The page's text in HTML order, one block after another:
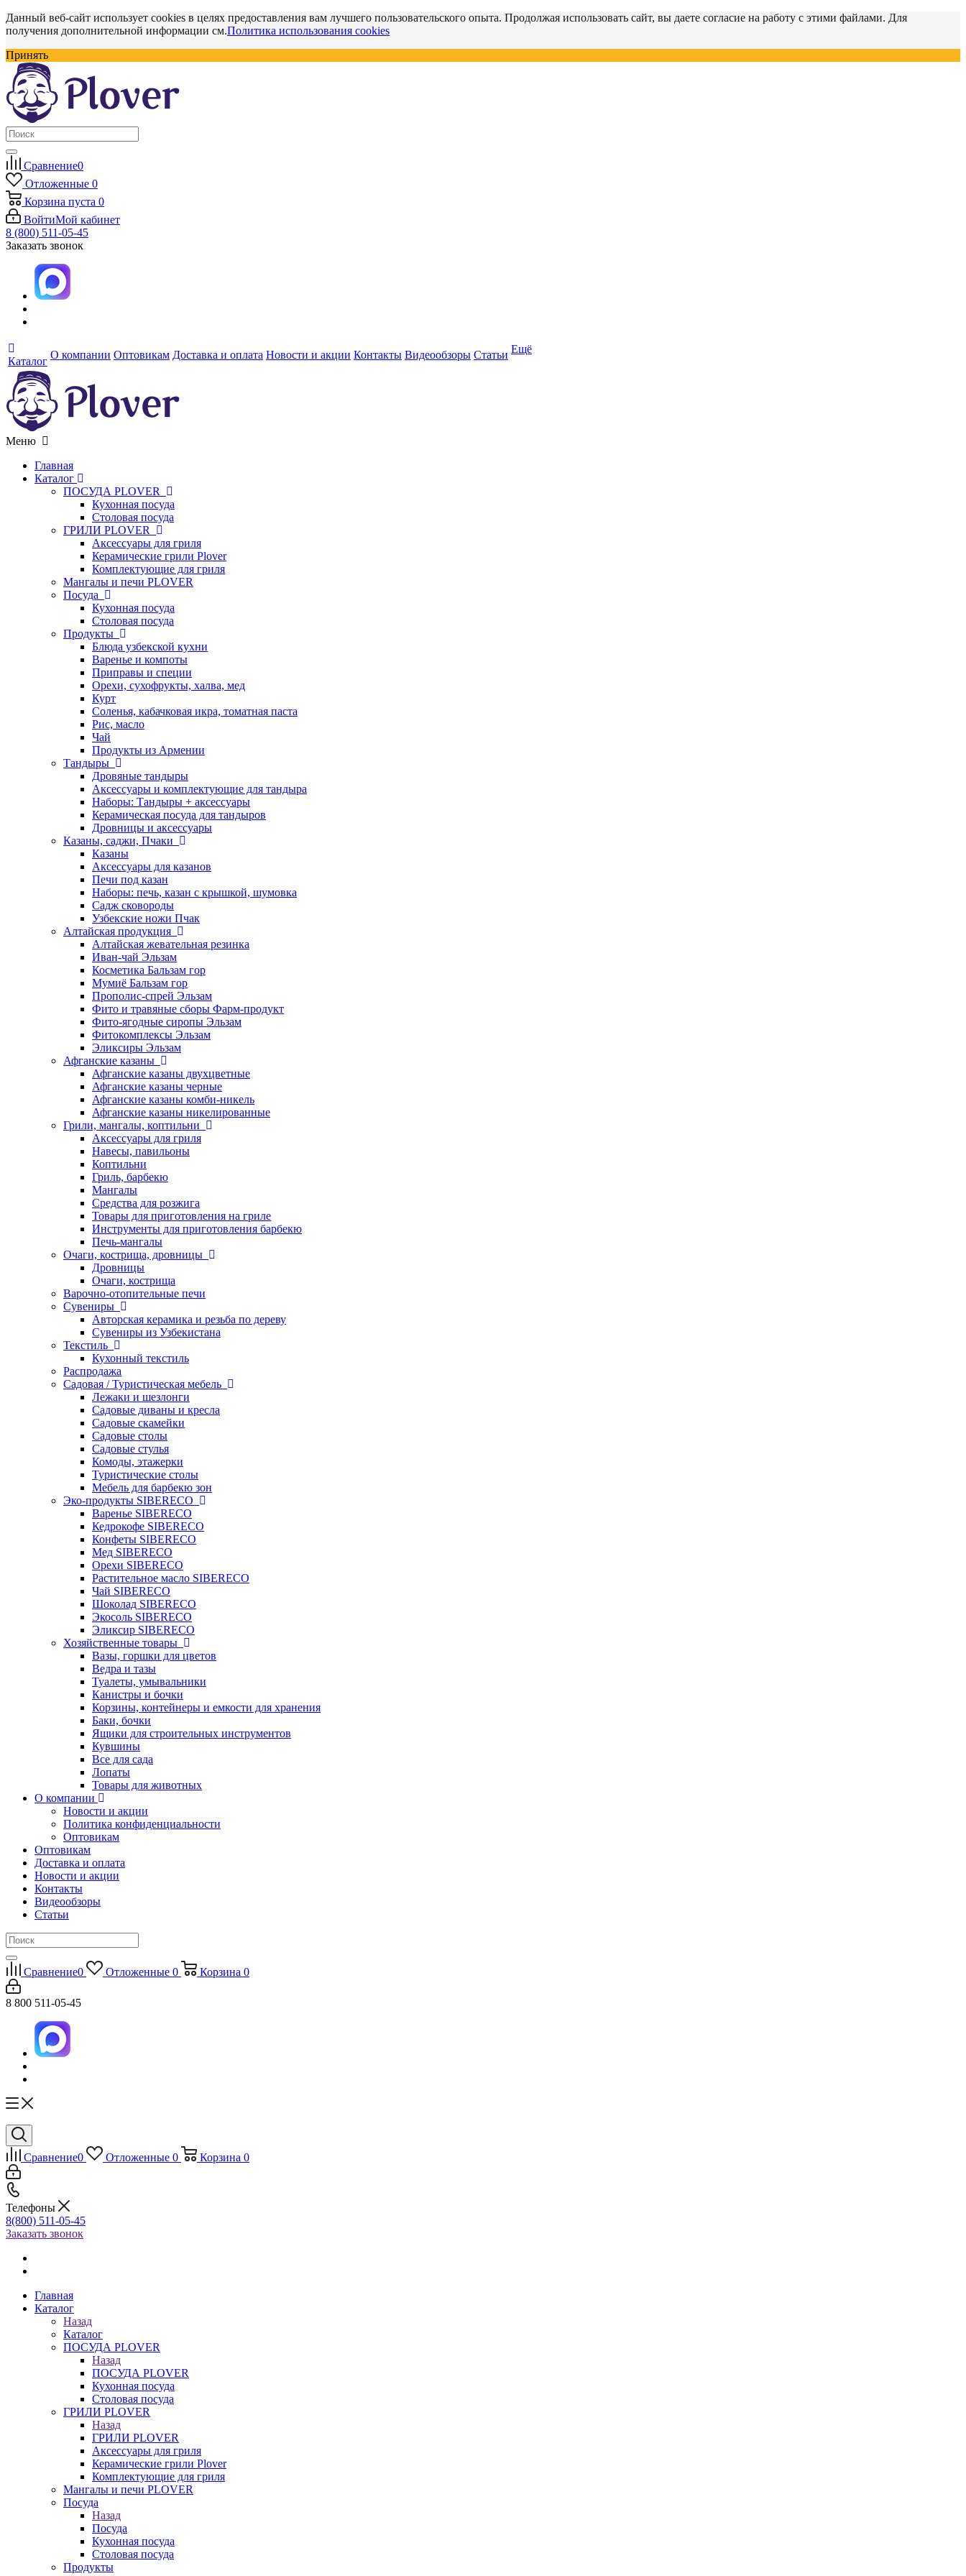
Данный веб-сайт использует cookies в целях предоставления вам лучшего пользовательского опыта. Продолжая использовать сайт, вы даете согласие на работу с этими файлами. Для
получения дополнительной информации см.Политика использования cookies
Принять
Сравнение0
Отложенные 0
Корзина пуста 0
ВойтиМой кабинет
8 (800) 511-05-45
Заказать звонок
Каталог
О компании Оптовикам Доставка и оплата Новости и акции Контакты Видеообзоры Статьи Ещё
Меню
Главная
Каталог
ПОСУДА PLOVER
Кухонная посуда
Столовая посуда
ГРИЛИ PLOVER
Аксессуары для гриля
Керамические грили Plover
Комплектующие для гриля
Мангалы и печи PLOVER
Посуда
Кухонная посуда
Столовая посуда
Продукты
Блюда узбекской кухни
Варенье и компоты
Приправы и специи
Орехи, сухофрукты, халва, мед
Курт
Соленья, кабачковая икра, томатная паста
Рис, масло
Чай
Продукты из Армении
Тандыры
Дровяные тандыры
Аксессуары и комплектующие для тандыра
Наборы: Тандыры + аксессуары
Керамическая посуда для тандыров
Дровницы и аксессуары
Казаны, саджи, Пчаки
Казаны
Аксессуары для казанов
Печи под казан
Наборы: печь, казан с крышкой, шумовка
Садж сковороды
Узбекские ножи Пчак
Алтайская продукция
Алтайская жевательная резинка
Иван-чай Эльзам
Косметика Бальзам гор
Мумиё Бальзам гор
Прополис-спрей Эльзам
Фито и травяные сборы Фарм-продукт
Фито-ягодные сиропы Эльзам
Фитокомплексы Эльзам
Эликсиры Эльзам
Афганские казаны
Афганские казаны двухцветные
Афганские казаны черные
Афганские казаны комби-никель
Афганские казаны никелированные
Грили, мангалы, коптильни
Аксессуары для гриля
Навесы, павильоны
Коптильни
Гриль, барбекю
Мангалы
Средства для розжига
Товары для приготовления на гриле
Инструменты для приготовления барбекю
Печь-мангалы
Очаги, кострища, дровницы
Дровницы
Очаги, кострища
Варочно-отопительные печи
Сувениры
Авторская керамика и резьба по дереву
Сувениры из Узбекистана
Текстиль
Кухонный текстиль
Распродажа
Садовая / Туристическая мебель
Лежаки и шезлонги
Садовые диваны и кресла
Садовые скамейки
Садовые столы
Садовые стулья
Комоды, этажерки
Туристические столы
Мебель для барбекю зон
Эко-продукты SIBERECO
Варенье SIBERECO
Кедрокофе SIBERECO
Конфеты SIBERECO
Мед SIBERECO
Орехи SIBERECO
Растительное масло SIBERECO
Чай SIBERECO
Шоколад SIBERECO
Экосоль SIBERECO
Эликсир SIBERECO
Хозяйственные товары
Вазы, горшки для цветов
Ведра и тазы
Туалеты, умывальники
Канистры и бочки
Корзины, контейнеры и емкости для хранения
Баки, бочки
Ящики для строительных инструментов
Кувшины
Все для сада
Лопаты
Товары для животных
О компании
Новости и акции
Политика конфиденциальности
Оптовикам
Оптовикам
Доставка и оплата
Новости и акции
Контакты
Видеообзоры
Статьи
Сравнение0 Отложенные 0 Корзина 0
8 800 511-05-45
Сравнение0 Отложенные 0 Корзина 0
Телефоны
8(800) 511-05-45
Заказать звонок
Главная
Каталог
Назад
Каталог
ПОСУДА PLOVER
Назад
ПОСУДА PLOVER
Кухонная посуда
Столовая посуда
ГРИЛИ PLOVER
Назад
ГРИЛИ PLOVER
Аксессуары для гриля
Керамические грили Plover
Комплектующие для гриля
Мангалы и печи PLOVER
Посуда
Назад
Посуда
Кухонная посуда
Столовая посуда
Продукты